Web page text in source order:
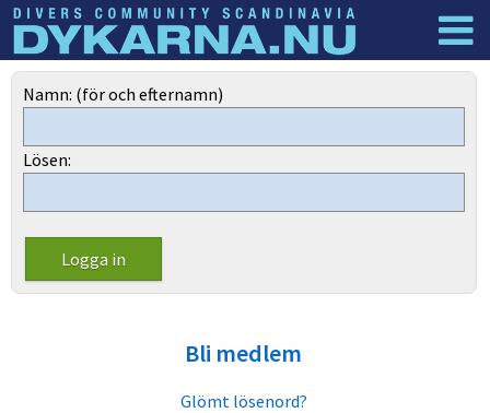
Dyknyheter
Namn: (för och efternamn)
Lösen:
Bli medlem
Glömt lösenord?